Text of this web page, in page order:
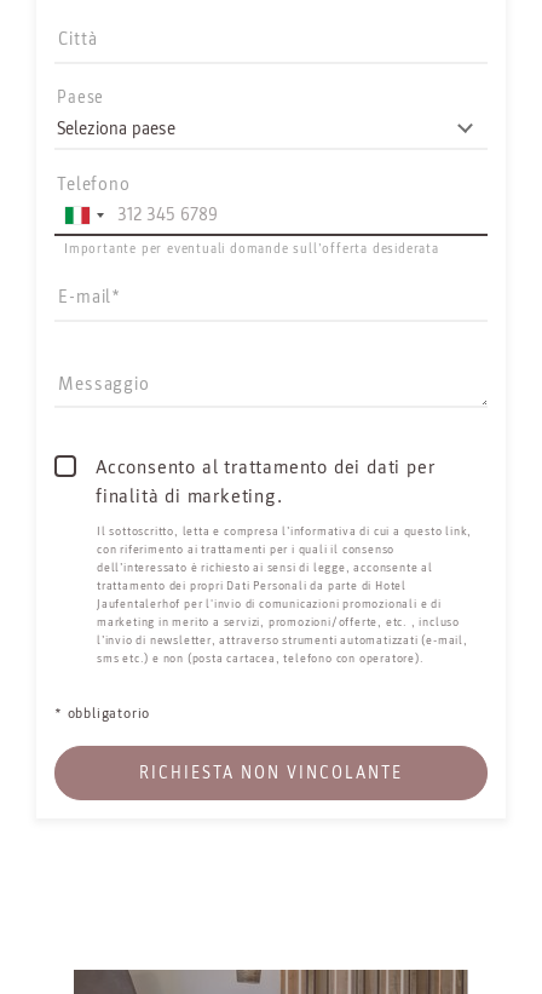
Città
Paese
Importante per eventuali domande sull’offerta desiderata
Telefono
E-mail
Messaggio
Acconsento al trattamento dei dati per
finalità di marketing.
Il sottoscritto, letta e compresa l’informativa di cui a questo link,
con riferimento ai trattamenti per i quali il consenso
dell’interessato è richiesto ai sensi di legge, acconsente al
trattamento dei propri Dati Personali da parte di Hotel
Jaufentalerhof per l'invio di comunicazioni promozionali e di
marketing in merito a servizi, promozioni/offerte, etc. , incluso
l’invio di newsletter, attraverso strumenti automatizzati (e-mail,
sms etc.) e non (posta cartacea, telefono con operatore).
* obbligatorio
RICHIESTA NON VINCOLANTE